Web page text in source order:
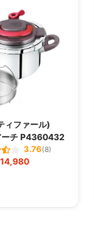
ィファール)
ーチ P4360432
3.76(8)